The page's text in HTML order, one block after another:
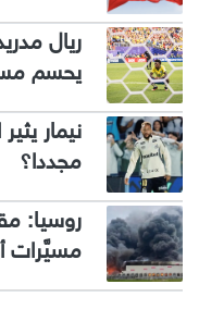
ريال
يحسم
نيمار
مجددا؟
مسيَّرات